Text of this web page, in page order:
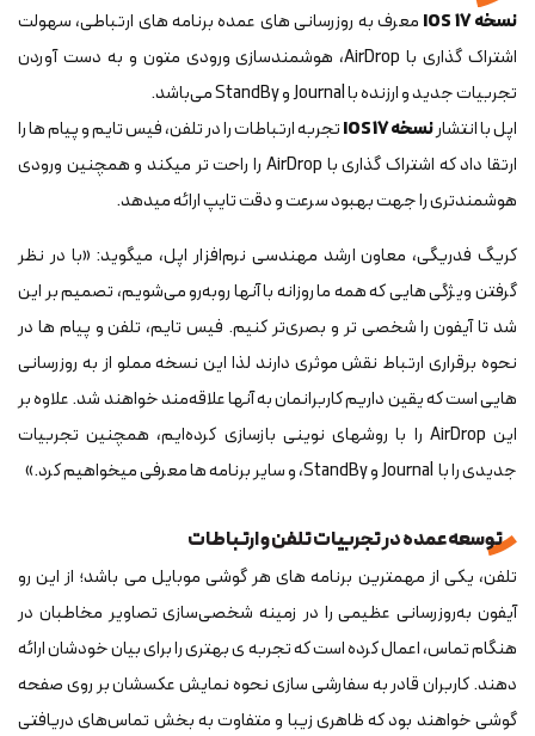
نسخه IOS 17
معرف به‎ روزرسانی ‎های عمده برنامه ‎های ارتباطی، سهولت
اشتراک‎ گذاری با AirDrop، هوشمندسازی ورودی متون و به دست آوردن
تجربیات جدید و ارزنده با Journal و StandBy می‌باشد.
اپل با انتشارنسخه IOS 17
تجربه ارتباطات را در تلفن، فیس تایم و پیام ‎ها را
ارتقا داد که اشتراک‎ گذاری با AirDrop را راحت‎ تر می‎کند و همچنین ورودی
هوشمندتری را جهت بهبود سرعت و دقت تایپ ارائه می‎دهد.
کریگ فدریگی، معاون ارشد مهندسی نرم‌افزار اپل، می‎گوید: «با در نظر
گرفتن ویژگی ‎هایی که همه ما روزانه با آنها روبه‌رو می‌شویم، تصمیم بر این
شد تا آیفون را شخصی ‎تر و بصری‌تر کنیم. فیس تایم، تلفن و پیام ‎ها در
هایی است که یقین داریم کاربرانمان به آنها علاقه‌مند خواهند شد. علاوه بر
این AirDrop را با روش‎های نوینی بازسازی کرده‌ایم، همچنین تجربیات
جدیدی را با Journal و StandBy، و سایر برنامه ‎ها معرفی میخواهیم کرد.»
توسعه عمده در تجربیات تلفن و ارتباطات
تلفن، یکی از مهم‎ترین برنامه‎ های هر گوشی موبایل می ‎باشد؛ از این رو
آیفون به‌روزرسانی عظیمی را در زمینه شخصی‌سازی تصاویر مخاطبان در
هنگام تماس، اعمال کرده است که تجربه‎ ی بهتری را برای بیان خودشان ارائه
دهند. کاربران قادر به سفارشی‎ سازی نحوه نمایش عکس‎شان بر روی صفحه
گوشی خواهند بود که ظاهری زیبا و متفاوت به بخش تماس‌های دریافتی